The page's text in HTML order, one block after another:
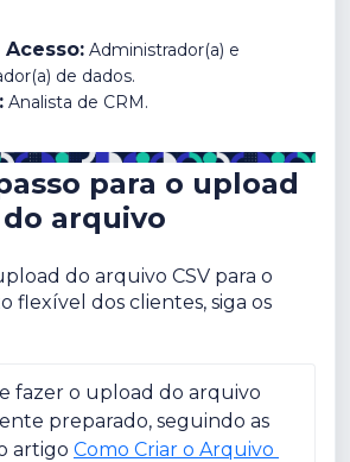
Administrador(a) e
de dados.
Analista de CRM.
para o upload
do arquivo
do arquivo CSV para o
flexível dos clientes, siga os
fazer o upload do arquivo
preparado, seguindo as
artigo Como Criar o Arquivo